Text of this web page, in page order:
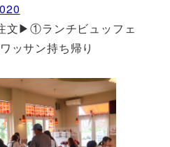
文▶①ランチビュッフェ
ッサン持ち帰り